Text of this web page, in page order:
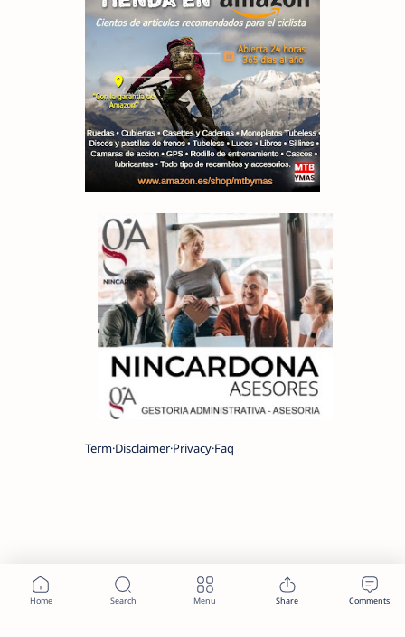
Term Disclaimer Privacy Faq